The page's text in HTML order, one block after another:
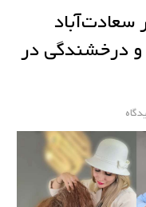
سعادت‌آباد
و درخشندگی در